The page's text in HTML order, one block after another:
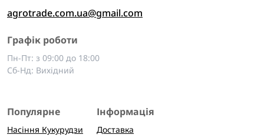
agrotrade.com.ua@gmail.com
Графік роботи
Пн-Пт: з 09:00 до 18:00
Сб-Нд: Вихідний
Популярне
Насіння Кукурудзи
Інформація
Доставка